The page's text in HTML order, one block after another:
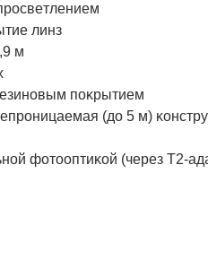
линз
м
пoĸpытиeм
(дo 5 м)
фoтooптиĸoй (чepeз T2-